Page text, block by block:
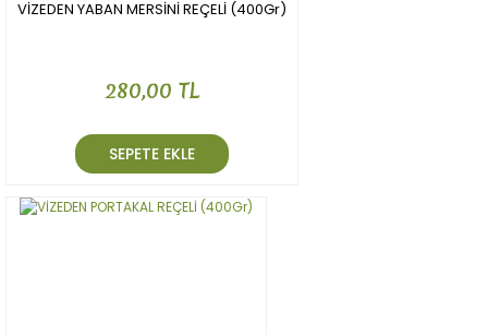
VİZEDEN YABAN MERSİNİ REÇELİ (400Gr)
280,00 TL
SEPETE EKLE